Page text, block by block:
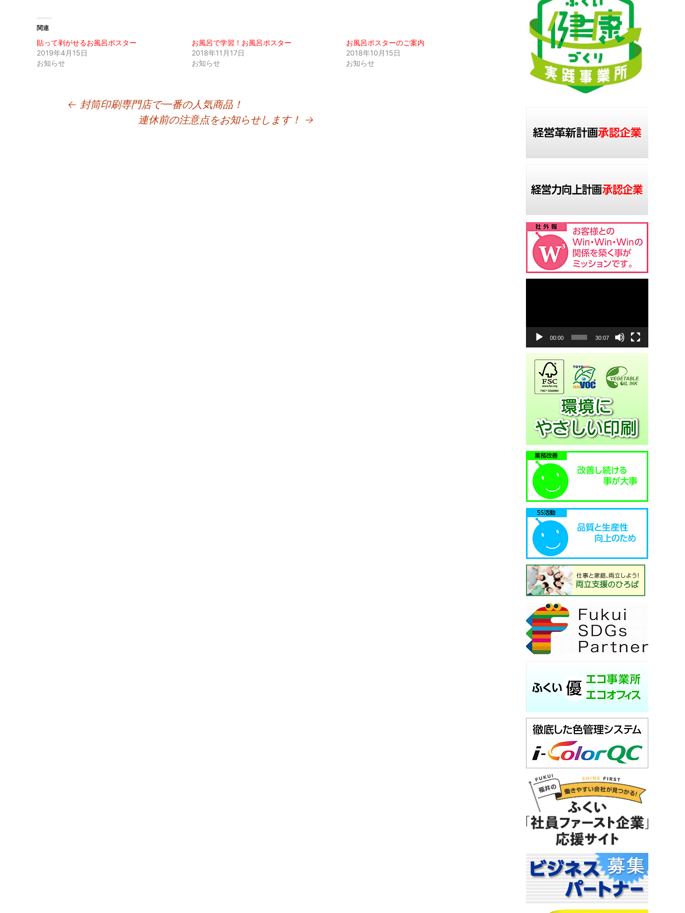
関連
貼って剥がせるお風呂ポスター
2019年4月15日
お知らせ
お風呂で学習！お風呂ポスター
2018年11月17日
お知らせ
お風呂ポスターのご案内
2018年10月15日
お知らせ
← 封筒印刷専門店で一番の人気商品！
連休前の注意点をお知らせします！ →
ー
ー
00:00 30:07